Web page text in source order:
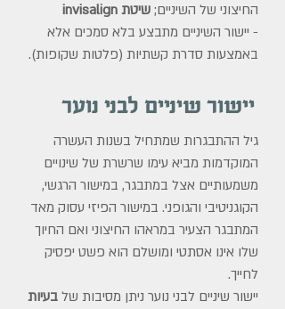
החיצוני של השיניים; שיטת invisalign
- יישור השיניים מתבצע בלא סמכים אלא
באמצעות סדרת קשתיות (פלטות שקופות).
יישור שיניים לבני נוער
גיל ההתבגרות שמתחיל בשנות העשרה
המוקדמות מביא עימו שרשרת של שינויים
משמעותיים אצל במתבגר, במישור הרגשי,
הקוגניטיבי והגופני. במישור הפיזי עסוק מאד
המתבגר הצעיר במראהו החיצוני ואם החיוך
שלו אינו אסתטי ומושלם הוא פשט יפסיק
לחייך.
יישור שיניים לבני נוער ניתן מסיבות של בעיות